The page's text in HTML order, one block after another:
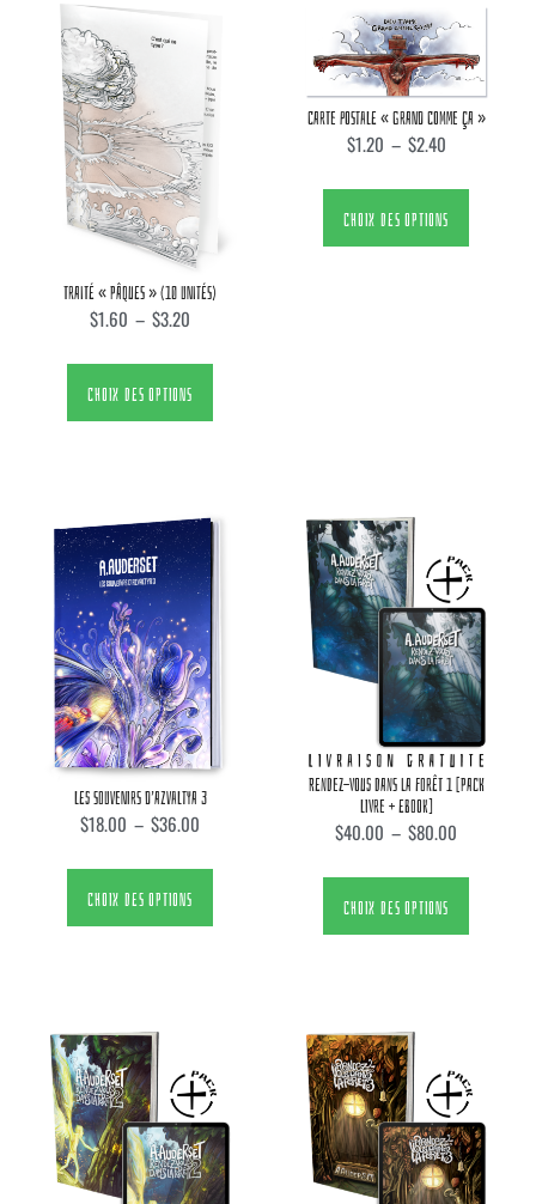
TRAITÉ « PÂQUES » (10 UNITÉS)
$1.60 – $3.20
CHOIX DES OPTIONS
CARTE POSTALE « GRAND COMME ÇA »
$1.20 – $2.40
CHOIX DES OPTIONS
LES SOUVENIRS D’AZVALTYA 3
$18.00 – $36.00
CHOIX DES OPTIONS
RENDEZ-VOUS DANS LA FORÊT 1 [PACK
LIVRE + EBOOK]
$40.00 – $80.00
CHOIX DES OPTIONS